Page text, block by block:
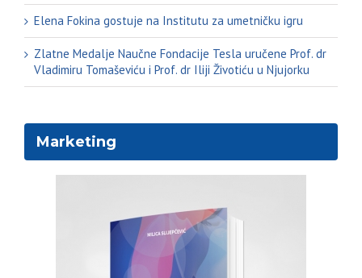
Elena Fokina gostuje na Institutu za umetničku igru
Zlatne Medalje Naučne Fondacije Tesla uručene Prof. dr
Vladimiru Tomaševiću i Prof. dr Iliji Životiću u Njujorku
Marketing